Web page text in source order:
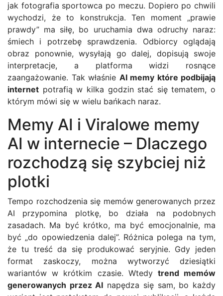
jak fotografia sportowca po meczu. Dopiero po chwili
wychodzi, że to konstrukcja. Ten moment „prawie
prawdy” ma siłę, bo uruchamia dwa odruchy naraz:
śmiech i potrzebę sprawdzenia. Odbiorcy oglądają
obraz ponownie, wysyłają go dalej, dopisują swoje
interpretacje, a platforma widzi rosnące
zaangażowanie. Tak właśnie AI memy które podbijają
internet potrafią w kilka godzin stać się tematem, o
którym mówi się w wielu bańkach naraz.
Memy AI i Viralowe memy
AI w internecie – Dlaczego
rozchodzą się szybciej niż
plotki
Tempo rozchodzenia się memów generowanych przez
AI przypomina plotkę, bo działa na podobnych
zasadach. Ma być krótko, ma być emocjonalnie, ma
być „do opowiedzenia dalej”. Różnica polega na tym,
że tu treść da się produkować seryjnie. Gdy jeden
format zaskoczy, można wytworzyć dziesiątki
wariantów w krótkim czasie. Wtedy trend memów
generowanych przez AI napędza się sam, bo każdy